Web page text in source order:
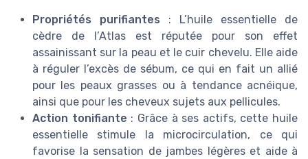
Propriétés purifiantes : L’huile essentielle de
cèdre de l’Atlas est réputée pour son effet
assainissant sur la peau et le cuir chevelu. Elle aide
à réguler l’excès de sébum, ce qui en fait un allié
pour les peaux grasses ou à tendance acnéique,
ainsi que pour les cheveux sujets aux pellicules.
Action tonifiante : Grâce à ses actifs, cette huile
essentielle stimule la microcirculation, ce qui
favorise la sensation de jambes légères et aide à